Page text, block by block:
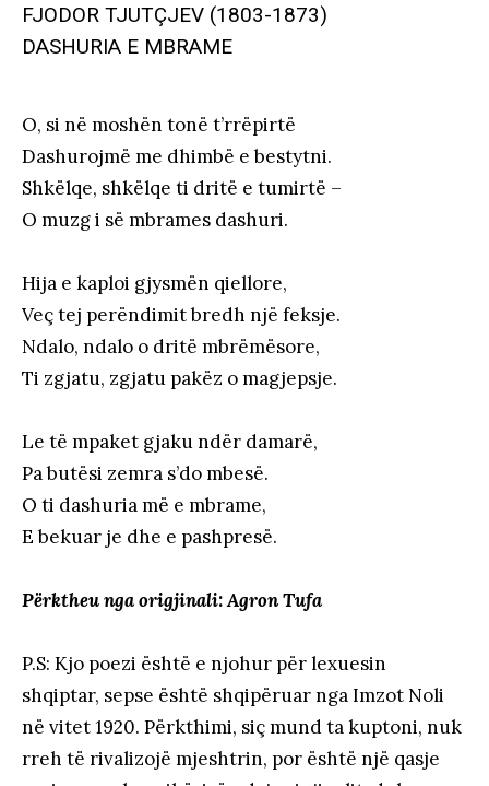
FJODOR TJUTÇJEV (1803-1873)
DASHURIA E MBRAME
O, si në moshën tonë t’rrëpirtë
Dashurojmë me dhimbë e bestytni.
Shkëlqe, shkëlqe ti dritë e tumirtë –
O muzg i së mbrames dashuri.
Hija e kaploi gjysmën qiellore,
Veç tej perëndimit bredh një feksje.
Ndalo, ndalo o dritë mbrëmësore,
Ti zgjatu, zgjatu pakëz o magjepsje.
Le të mpaket gjaku ndër damarë,
Pa butësi zemra s’do mbesë.
O ti dashuria më e mbrame,
E bekuar je dhe e pashpresë.
Përktheu nga origjinali: Agron Tufa
P.S: Kjo poezi është e njohur për lexuesin
shqiptar, sepse është shqipëruar nga Imzot Noli
në vitet 1920. Përkthimi, siç mund ta kuptoni, nuk
rreh të rivalizojë mjeshtrin, por është një qasje